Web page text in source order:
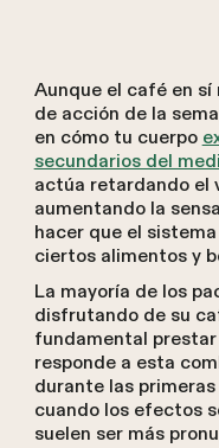
Aunque el café en
de acción de la
en cómo tu cuerpo
secundarios del
actúa retardando el
aumentando la
hacer que el
ciertos alimentos y
La mayoría de los
disfrutando de su
fundamental
responde a esta
durante las
cuando los efectos
suelen ser más